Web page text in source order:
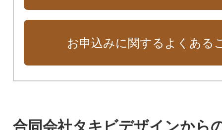
お申込みに関するよくある
合同会社タキビデザインから